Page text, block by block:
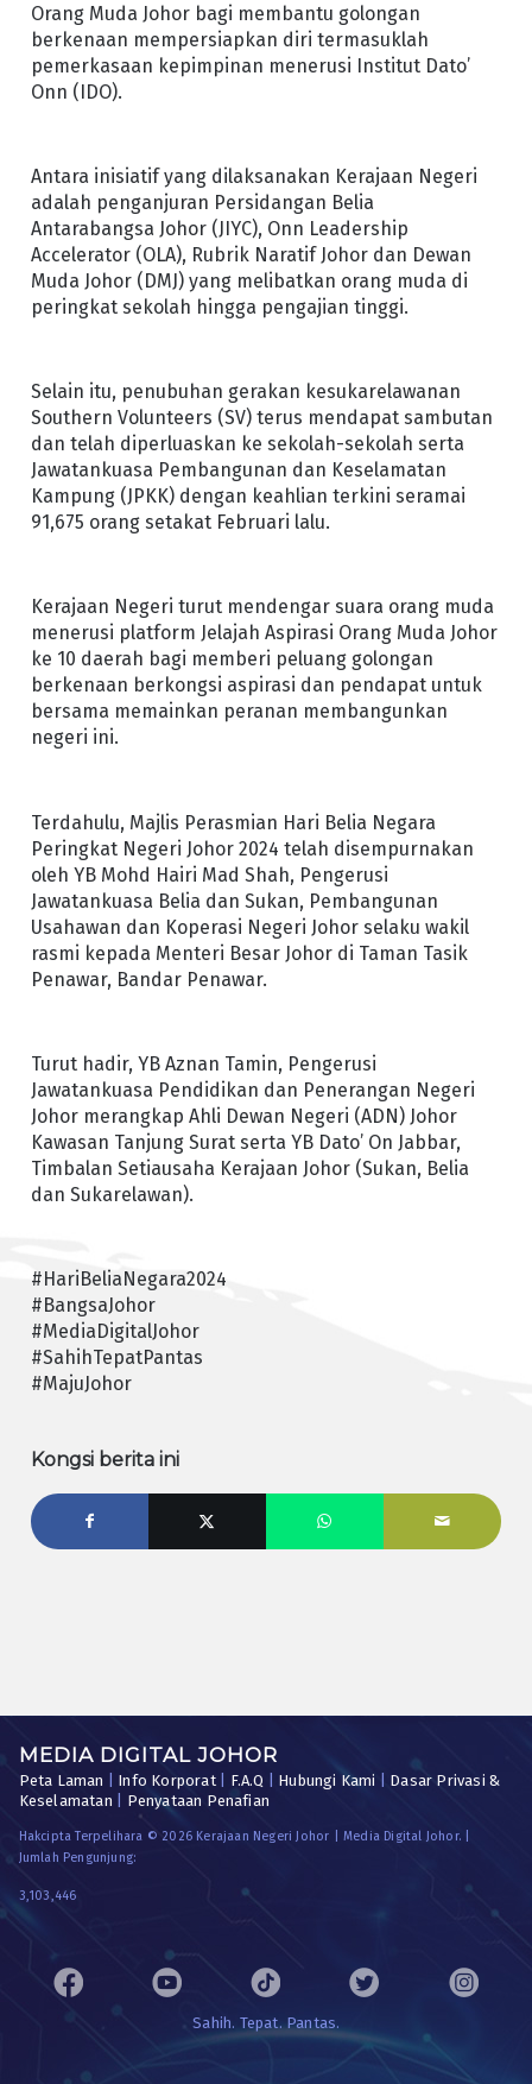
Orang Muda Johor bagi membantu golongan
berkenaan mempersiapkan diri termasuklah
pemerkasaan kepimpinan menerusi Institut Dato’
Onn (IDO).
Antara inisiatif yang dilaksanakan Kerajaan Negeri
adalah penganjuran Persidangan Belia
Antarabangsa Johor (JIYC), Onn Leadership
Accelerator (OLA), Rubrik Naratif Johor dan Dewan
Muda Johor (DMJ) yang melibatkan orang muda di
peringkat sekolah hingga pengajian tinggi.
Selain itu, penubuhan gerakan kesukarelawanan
Southern Volunteers (SV) terus mendapat sambutan
dan telah diperluaskan ke sekolah-sekolah serta
Jawatankuasa Pembangunan dan Keselamatan
Kampung (JPKK) dengan keahlian terkini seramai
91,675 orang setakat Februari lalu.
Kerajaan Negeri turut mendengar suara orang muda
menerusi platform Jelajah Aspirasi Orang Muda Johor
ke 10 daerah bagi memberi peluang golongan
berkenaan berkongsi aspirasi dan pendapat untuk
bersama memainkan peranan membangunkan
negeri ini.
Terdahulu, Majlis Perasmian Hari Belia Negara
Peringkat Negeri Johor 2024 telah disempurnakan
oleh YB Mohd Hairi Mad Shah, Pengerusi
Jawatankuasa Belia dan Sukan, Pembangunan
Usahawan dan Koperasi Negeri Johor selaku wakil
rasmi kepada Menteri Besar Johor di Taman Tasik
Penawar, Bandar Penawar.
Turut hadir, YB Aznan Tamin, Pengerusi
Jawatankuasa Pendidikan dan Penerangan Negeri
Johor merangkap Ahli Dewan Negeri (ADN) Johor
Kawasan Tanjung Surat serta YB Dato’ On Jabbar,
Timbalan Setiausaha Kerajaan Johor (Sukan, Belia
dan Sukarelawan).
#HariBeliaNegara2024
#BangsaJohor
#MediaDigitalJohor
#SahihTepatPantas
#MajuJohor
Kongsi berita ini
MEDIA DIGITAL JOHOR
Peta Laman Info Korporat| F.A.Q Hubungi Kami
Dasar Privasi &
Keselamatan
Penyataan Penafian
Hakcipta Terpelihara © 2026 Kerajaan Negeri Johor | Media Digital Johor. |
Jumlah Pengunjung:
3,103,446
Sahih. Tepat. Pantas.